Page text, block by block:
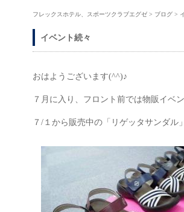
フレックスホテル、スポーツクラブエグゼ > ブログ >
イベント続々
おはようございます(^^)♪
７月に入り、フロント前では物販イベ
７/１から販売中の「リゲッタサンダル」